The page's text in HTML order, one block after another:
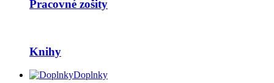
Pracovné zošity
Knihy
Doplnky